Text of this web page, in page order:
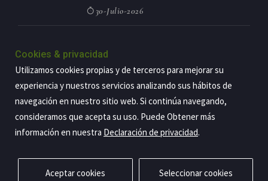
30-Julio-2026
negocio agro con un modelo global
países
29-Julio-2026
Privacidad Aviso legal Política de cookies Contacto
Cookies & privacidad
Utilizamos cookies propias y de terceros para mejorar su
experiencia y nuestros servicios analizando sus hábitos de
navegación en nuestro sitio web. Si continúa navegando,
consideramos que acepta su uso. Puede Obtener más
información en nuestra Declaración de privacidad.
Aceptar cookies Seleccionar cookies